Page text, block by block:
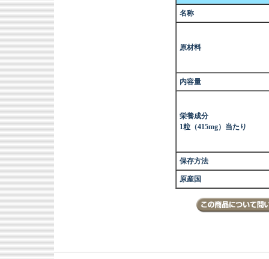
名称
原材料
内容量
栄養成分
1粒（415mg）当たり
保存方法
原産国